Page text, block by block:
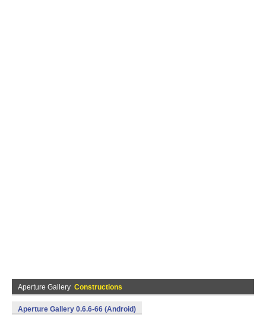
Aperture Gallery Constructions
Aperture Gallery 0.6.6-66 (Android)